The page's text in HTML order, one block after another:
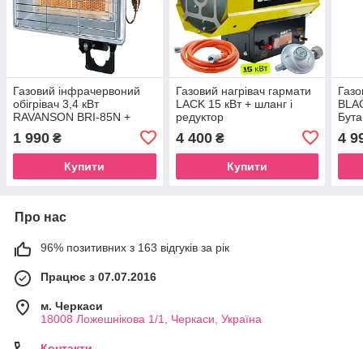
Газовий інфрачервоний
обігрівач 3,4 кВт
RAVANSON BRI-85N +
газовий редуктор Bradas
37 мбар
1 990 ₴
Купити
Газовий нагрівач гармати
LACK 15 кВт + шланг і
редуктор
4 400₴
Купити
4
Про нас
96% позитивних з 163 відгуків за рік
Працює з 07.07.2016
м. Черкаси
18008 Ложешнікова 1/1, Черкаси, Україна